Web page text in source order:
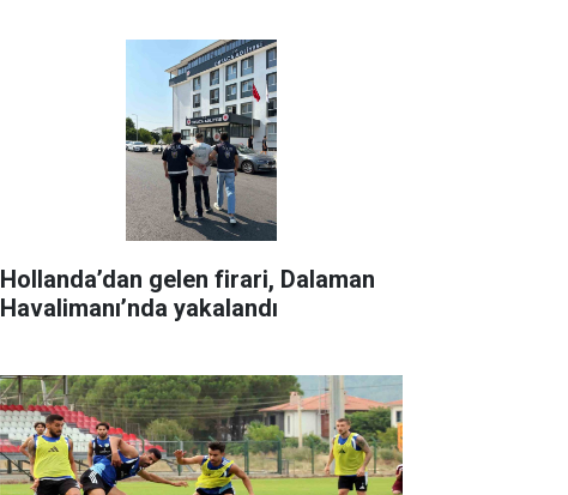
Hollanda’dan gelen firari, Dalaman
Havalimanı’nda yakalandı